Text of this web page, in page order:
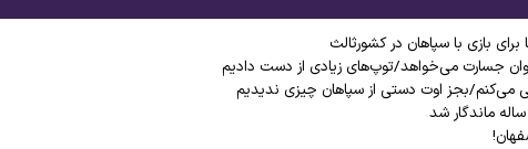
جوان جسارت می‌خواهد/توپ‌های زیادی از دست دادیم
می‌کنم/بجز اوت دستی از سپاهان چیزی ندیدیم